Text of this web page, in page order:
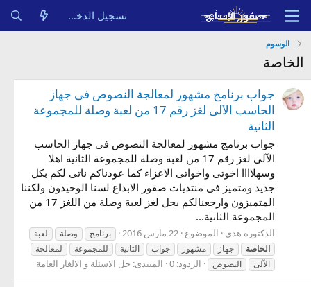
تسجيل الدخول
الوسوم
الخاصة
جواب برنامج مشهور لمعالجة النصوص فى جهاز
الحاسب الآلى لغز رقم 17 من لعبة وصلة للمجموعة
الثانية
جواب برنامج مشهور لمعالجة النصوص فى جهاز الحاسب
الآلى لغز رقم 17 من لعبة وصلة للمجموعة الثانية اهلا
وسهلاااا اخوتى واخواتى الاعزاء كما عودناكم ناتى لكم بكل
جديد ومتميز فى منتديات صقور الابداع لسنا الوحيدون ولكننا
المتميزون وارجعنالكم بحل لغز لعبة وصلة من اللغز 17 من
المجموعة الثانية...
الدكتورة هدى الموضوع 22 مارس 2016 برنامج وصلة
لعبة
الخاصة
جهاز مشهور جواب الثانية للمجموعة
لمعالجة
الآلى
النصوص الردود: 0 المنتدى: حل الاسئلة و الالغاز العامة